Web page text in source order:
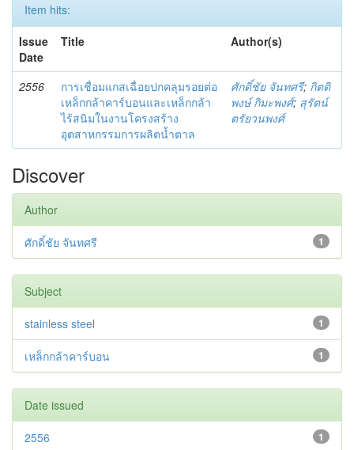
Item hits:
Issue
Date
Title Author(s)
2556
การเชื่อมแกสเฉื่อยปกคลุมรอยต่อ
เหล็กกล้าคาร์บอนและเหล็กกล้า
ไร้สนิมในงานโครงสร้าง
อุตสาหกรรมการผลิตน้ำตาล
ศักดิ์ชัย จันทศรี; กิตติ
พงษ์ กิมะพงศ์; สุรัตน์
ตรัยวนพงศ์
Discover
Author
1
ศักดิ์ชัย จันทศรี
Subject
1
stainless steel
1
เหล็กกล้าคาร์บอน
Date issued
1
2556